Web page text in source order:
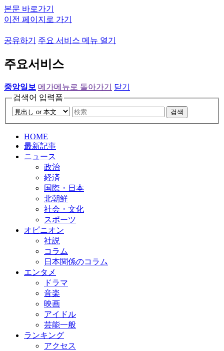
본문 바로가기
이전 페이지로 가기
공유하기 주요 서비스 메뉴 열기
주요서비스
중앙일보 메가메뉴로 돌아가기
닫기
검색어 입력폼
검색
HOME
最新記事
ニュース
政治
経済
国際・日本
北朝鮮
社会・文化
スポーツ
オピニオン
社説
コラム
日本関係のコラム
エンタメ
ドラマ
音楽
映画
アイドル
芸能一般
ランキング
アクセス